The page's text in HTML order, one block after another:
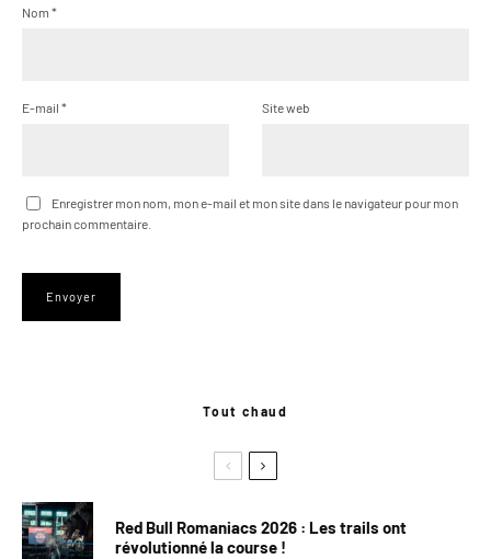
Nom *
E-mail * Site web
Enregistrer mon nom, mon e-mail et mon site dans le navigateur pour mon
prochain commentaire.
Tout chaud
Red Bull Romaniacs 2026 : Les trails ont
révolutionné la course !